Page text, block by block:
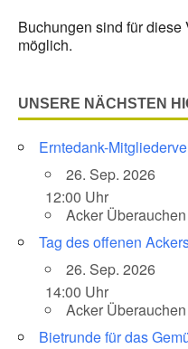
Buchungen sind für
möglich.
UNSERE NÄCHSTEN
Erntedank-
26. Sep. 2026
12:00 Uhr
Acker Überauchen
Tag des offenen
26. Sep. 2026
14:00 Uhr
Acker Überauchen
Bietrunde für das